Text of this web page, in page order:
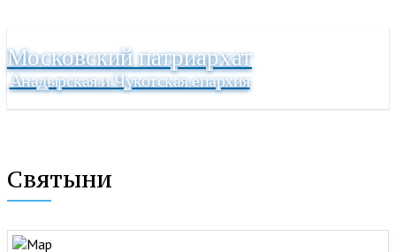
Московский патриархат
Анадырская и Чукотская епархия
Святыни